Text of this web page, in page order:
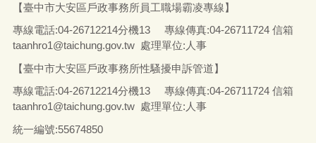
【臺中市大安區戶政事務所員工職場霸凌專線】
專線電話:04-26712214分機13 專線傳真:04-26711724 信箱
taanhro1@taichung.gov.tw 處理單位:人事
【臺中市大安區戶政事務所性騷擾申訴管道】
專線電話:04-26712214分機13 專線傳真:04-26711724 信箱
taanhro1@taichung.gov.tw 處理單位:人事
統一編號:55674850